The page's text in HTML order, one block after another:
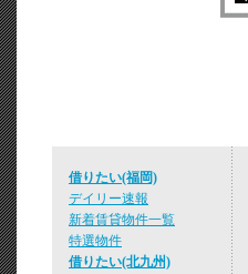
借りたい(福岡)
デイリー速報
新着賃貸物件一覧
特選物件
借りたい(北九州)